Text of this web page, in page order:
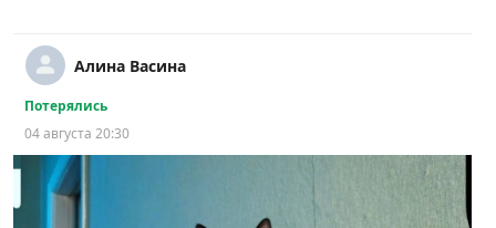
Алина Васина
Потерялись
04 августа 20:30